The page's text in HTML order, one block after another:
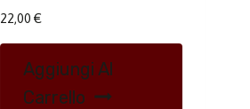
22,00 €
Aggiungi Al
Carrello